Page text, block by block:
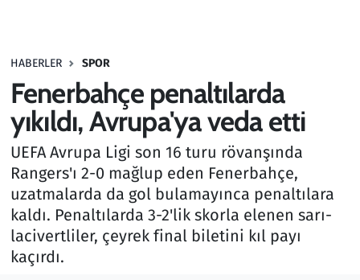
HABERLER SPOR
Fenerbahçe penaltılarda
yıkıldı, Avrupa'ya veda etti
UEFA Avrupa Ligi son 16 turu rövanşında
Rangers'ı 2-0 mağlup eden Fenerbahçe,
uzatmalarda da gol bulamayınca penaltılara
kaldı. Penaltılarda 3-2'lik skorla elenen sarı-
lacivertliler, çeyrek final biletini kıl payı
kaçırdı.
Haber
Kültür Sanat
Kurumsal Haberler
Lezzet Durağı
Memur ve Kamu